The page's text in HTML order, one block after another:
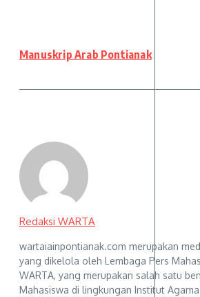
Manuskrip Arab Pontianak
Redaksi WARTA
wartaiainpontianak.com merupakan
yang dikelola oleh Lembaga Pers
WARTA, yang merupakan salah satu
Mahasiswa di lingkungan Institut Agama